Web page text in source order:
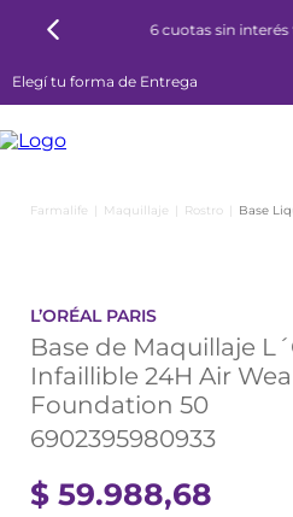
6 cuotas sin interés
Elegí tu forma de Entrega
Maquillaje Rostro Base
L’ORÉAL PARIS
Base de Maquillaje
Infaillible 24H Air
Foundation 50
6902395980933
$ 59.988,68